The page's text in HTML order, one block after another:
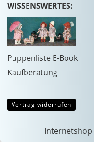
WISSENSWERTES:
Puppenliste E-Book
Kaufberatung
Vertrag widerrufen
Internetshop